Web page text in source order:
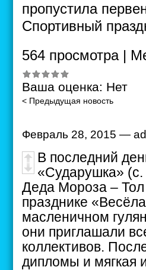
пропустила
Cпортивный
564 просмотра |
Ваша оценка: Нет
< Предыдущая новость
Февраль 28, 2015 —
В последний
«Сударушка» (с.
Деда Мороза –
празднике
масленичном
они приглашали
коллективов.
дипломы и мягкая